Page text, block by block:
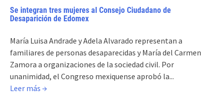
Se integran tres mujeres al Consejo Ciudadano de
Desaparición de Edomex
María Luisa Andrade y Adela Alvarado representan a
familiares de personas desaparecidas y María del Carmen
Zamora a organizaciones de la sociedad civil. Por
unanimidad, el Congreso mexiquense aprobó la...
Leer más →